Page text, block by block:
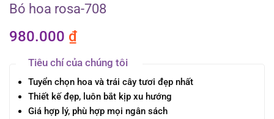
Bó hoa rosa-708
980.000 ₫
Tiêu chí của chúng tôi
Tuyển chọn hoa và trái cây tươi đẹp nhất
Thiết kế đẹp, luôn bắt kịp xu hướng
Giá hợp lý, phù hợp mọi ngân sách